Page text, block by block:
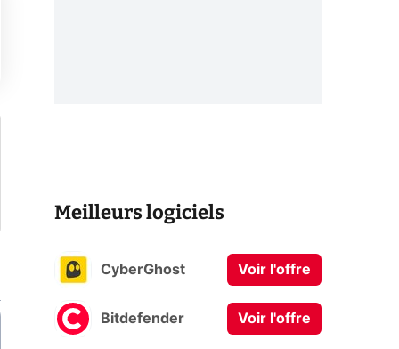
Meilleurs logiciels
CyberGhost Voir l'offre
Bitdefender Voir l'offre